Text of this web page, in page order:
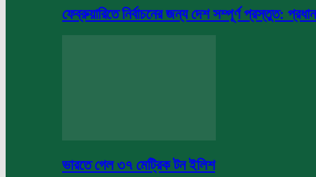
ফেব্রুয়ারিতে নির্বাচনের জন্য দেশ সম্পূর্ণ প্রস্তুত: প্রধান
ভারতে গেল ৩৭ মেট্রিক টন ইলিশ